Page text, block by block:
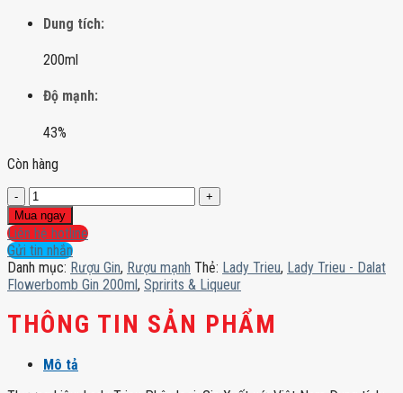
Dung tích:
200ml
Độ mạnh:
43%
Còn hàng
Lady
Trieu
-
Dalat
Flowerbomb
Gin
200ml
số
lượng
Mua ngay
Liên hệ hotline
Gửi tin nhắn
Danh mục: Rượu Gin, Rượu mạnh Thẻ: Lady Trieu, Lady Trieu - Dalat
Flowerbomb Gin 200ml, Spririts & Liqueur
THÔNG TIN SẢN PHẨM
Mô tả